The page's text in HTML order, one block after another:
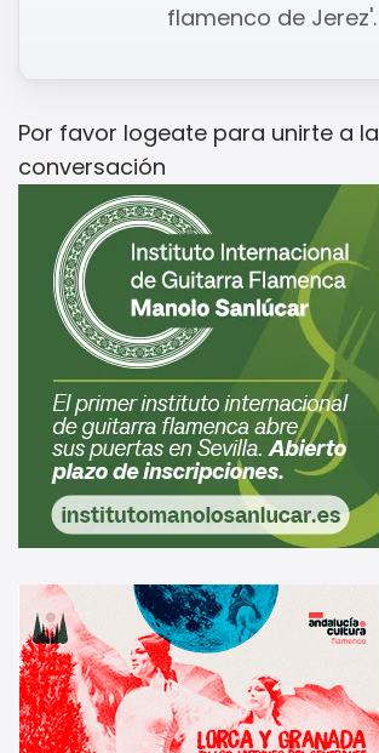
flamenco de Jerez'.
Por favor logeate para unirte a la
conversación